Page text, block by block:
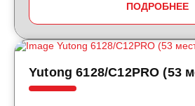
ПОДРОБНЕЕ
Yutong 6128/C12PRO (53